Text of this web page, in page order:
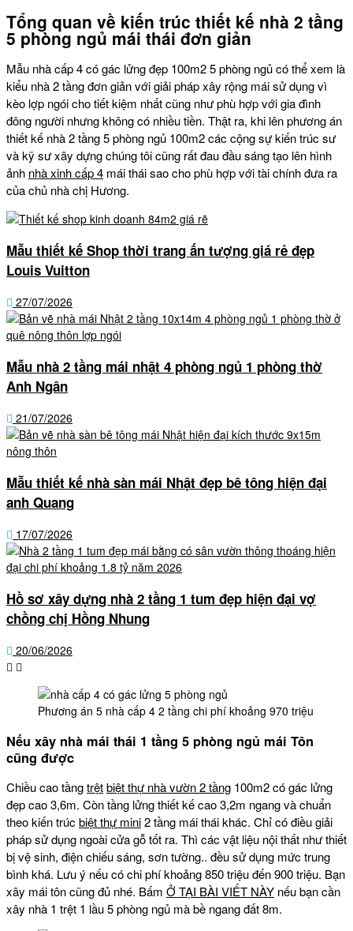
Tổng quan về kiến trúc thiết kế nhà 2 tầng
5 phòng ngủ mái thái đơn giản
Mẫu nhà cấp 4 có gác lửng đẹp 100m2 5 phòng ngủ có thể xem là
kiểu nhà 2 tầng đơn giản với giải pháp xây rộng mái sử dụng vì
kèo lợp ngói cho tiết kiệm nhất cũng như phù hợp với gia đình
đông người nhưng không có nhiều tiền. Thật ra, khi lên phương án
thiết kế nhà 2 tầng 5 phòng ngủ 100m2 các cộng sự kiến trúc sư
và kỹ sư xây dựng chúng tôi cũng rất đau đầu sáng tạo lên hình
ảnh nhà xinh cấp 4 mái thái sao cho phù hợp với tài chính đưa ra
của chủ nhà chị Hương.
Mẫu thiết kế Shop thời trang ấn tượng giá rẻ đẹp
Louis Vuitton
27/07/2026
Mẫu nhà 2 tầng mái nhật 4 phòng ngủ 1 phòng thờ
Anh Ngân
21/07/2026
Mẫu thiết kế nhà sàn mái Nhật đẹp bê tông hiện đại
anh Quang
17/07/2026
Hồ sơ xây dựng nhà 2 tầng 1 tum đẹp hiện đại vợ
chồng chị Hồng Nhung
20/06/2026
Phương án 5 nhà cấp 4 2 tầng chi phí khoảng 970 triệu
Nếu xây nhà mái thái 1 tầng 5 phòng ngủ mái Tôn
cũng được
Chiều cao tầngtrệtbiệt thự nhà vườn 2 tầng 100m2 có gác lửng
đẹp cao 3,6m. Còn tầng lửng thiết kế cao 3,2m ngang và chuẩn
theo kiến trúc biệt thự mini2 tầng mái thái khác. Chỉ có điều giải
pháp sử dụng ngoài cửa gỗ tốt ra. Thì các vật liệu nội thất như thiết
bị vệ sinh, điện chiếu sáng, sơn tường.. đều sử dụng mức trung
bình khá. Lưu ý nếu có chi phí khoảng 850 triệu đến 900 triệu. Bạn
xây mái tôn cũng đủ nhé. Bấm Ở TẠI BÀI VIẾT NÀY nếu bạn cần
xây nhà 1 trệt 1 lầu 5 phòng ngủ mà bề ngang đất 8m.